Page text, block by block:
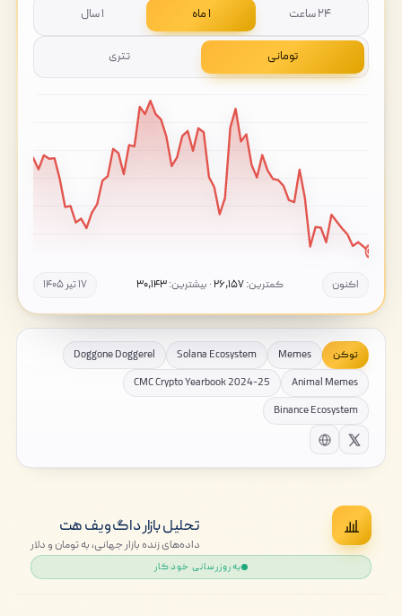
۲۴ ساعت ۱ ماه ۱ سال
تومانی تتری
۱۷ تیر ۱۴۰۵ کمترین:۲۶,۱۵۷· بیشترین:۳۰,۱۴۳ اکنون
توکن Memes
Solana Ecosystem
Doggone Doggerel
Animal Memes
CMC Crypto Yearbook 2024-25
Binance Ecosystem
تحلیل بازار داگ ویف هت
داده‌های زنده بازار جهانی، به تومان و دلار
به‌روزرسانی خودکار